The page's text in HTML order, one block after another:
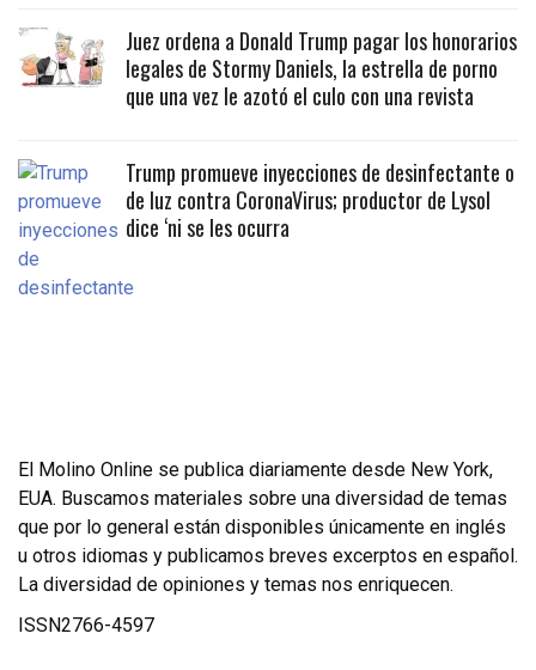
Juez ordena a Donald Trump pagar los honorarios
legales de Stormy Daniels, la estrella de porno
que una vez le azotó el culo con una revista
Trump promueve inyecciones de desinfectante o
de luz contra CoronaVirus; productor de Lysol
dice ‘ni se les ocurra
El Molino Online se publica diariamente desde New York,
EUA. Buscamos materiales sobre una diversidad de temas
que por lo general están disponibles únicamente en inglés
u otros idiomas y publicamos breves excerptos en español.
La diversidad de opiniones y temas nos enriquecen.
ISSN2766-4597